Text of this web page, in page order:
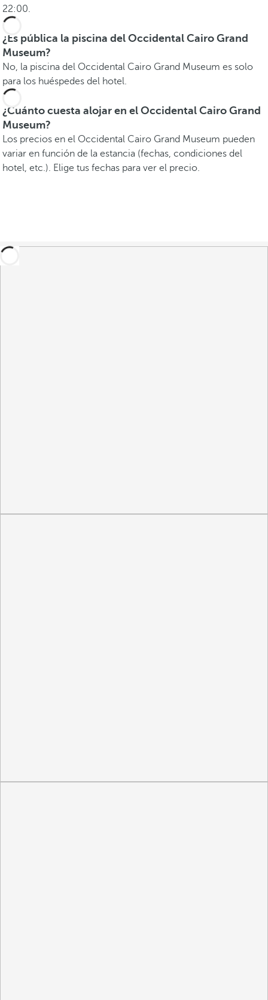
22:00.
¿Es pública la piscina del Occidental Cairo Grand
Museum?
No, la piscina del Occidental Cairo Grand Museum es solo
para los huéspedes del hotel.
¿Cuánto cuesta alojar en el Occidental Cairo Grand
Museum?
Los precios en el Occidental Cairo Grand Museum pueden
variar en función de la estancia (fechas, condiciones del
hotel, etc.). Elige tus fechas para ver el precio.